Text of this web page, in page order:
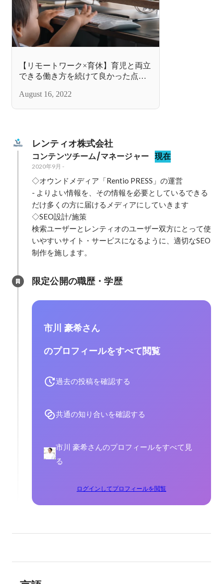
【リモートワーク×育休】育児と両立
できる働き方を続けて良かった点、
August 16, 2022
レンティオ株式会社
コンテンツチーム/マネージャー 現在
2020年9月 -
◇オウンドメディア「Rentio PRESS」の運営
- よりよい情報を、その情報を必要としているできる
だけ多くの方に届けるメディアにしていきます
◇SEO設計/施策
検索ユーザーとレンティオのユーザー双方にとって使
いやすいサイト・サービスになるように、適切なSEO
限定公開の職歴・学歴
市川 豪希さん
のプロフィールをすべて閲覧
過去の投稿を確認する
共通の知り合いを確認する
市川 豪希さんのプロフィールをすべて見
る
ログインしてプロフィールを閲覧